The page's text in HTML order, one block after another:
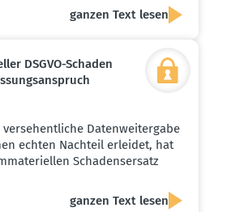
ganzen Text lesen
DSGVO-Schaden
Datenweitergabe
echten Nachteil erleidet, hat
Schadensersatz
ganzen Text lesen